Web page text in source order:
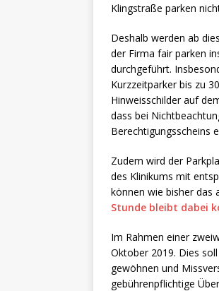
Klingstraße parken
Deshalb werden ab
der Firma fair parken
durchgeführt.
Kurzzeitparker bis zu
Hinweisschilder auf
dass bei
Berechtigungsscheins
Zudem wird der
des Klinikums mit
können wie bisher das
Stunde bleibt dabei
Im Rahmen einer
Oktober 2019. Dies
gewöhnen und
gebührenpflichtige